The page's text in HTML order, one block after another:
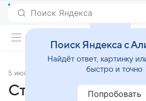
Поиск Яндекса
5 июня 2024 Источник:РБК Life
Стартовали
Поиск Яндекса с
Найдёт ответ, картинку
быстро и точно
Попробовать